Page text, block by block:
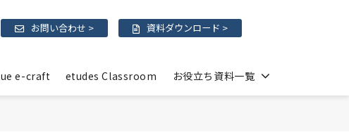
お問い合わせ > 資料ダウンロード >
e-craft etudes Classroom お役立ち資料一覧